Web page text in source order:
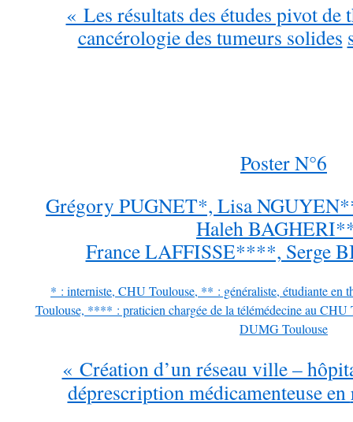
« Les résultats des études pivot de
cancérologie des tumeurs solides
Poster N°6
Grégory PUGNET*, Lisa
Haleh
France LAFFISSE****, Serge
* : interniste, CHU Toulouse, ** : généraliste, étudiante en
Toulouse, **** : praticien chargée de la télémédecine au
DUMG Toulouse
« Création d’un réseau ville –
déprescription médicamenteuse en